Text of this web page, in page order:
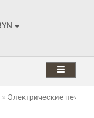
Электрические печи